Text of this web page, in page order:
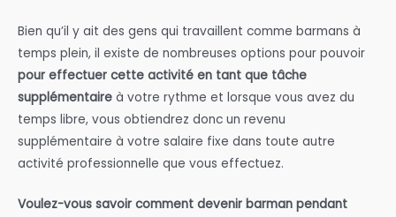
Bien qu’il y ait des gens qui travaillent comme barmans à
temps plein, il existe de nombreuses options pour pouvoir
pour effectuer cette activité en tant que tâche
supplémentaire à votre rythme et lorsque vous avez du
temps libre, vous obtiendrez donc un revenu
supplémentaire à votre salaire fixe dans toute autre
activité professionnelle que vous effectuez.
Voulez-vous savoir comment devenir barman pendant